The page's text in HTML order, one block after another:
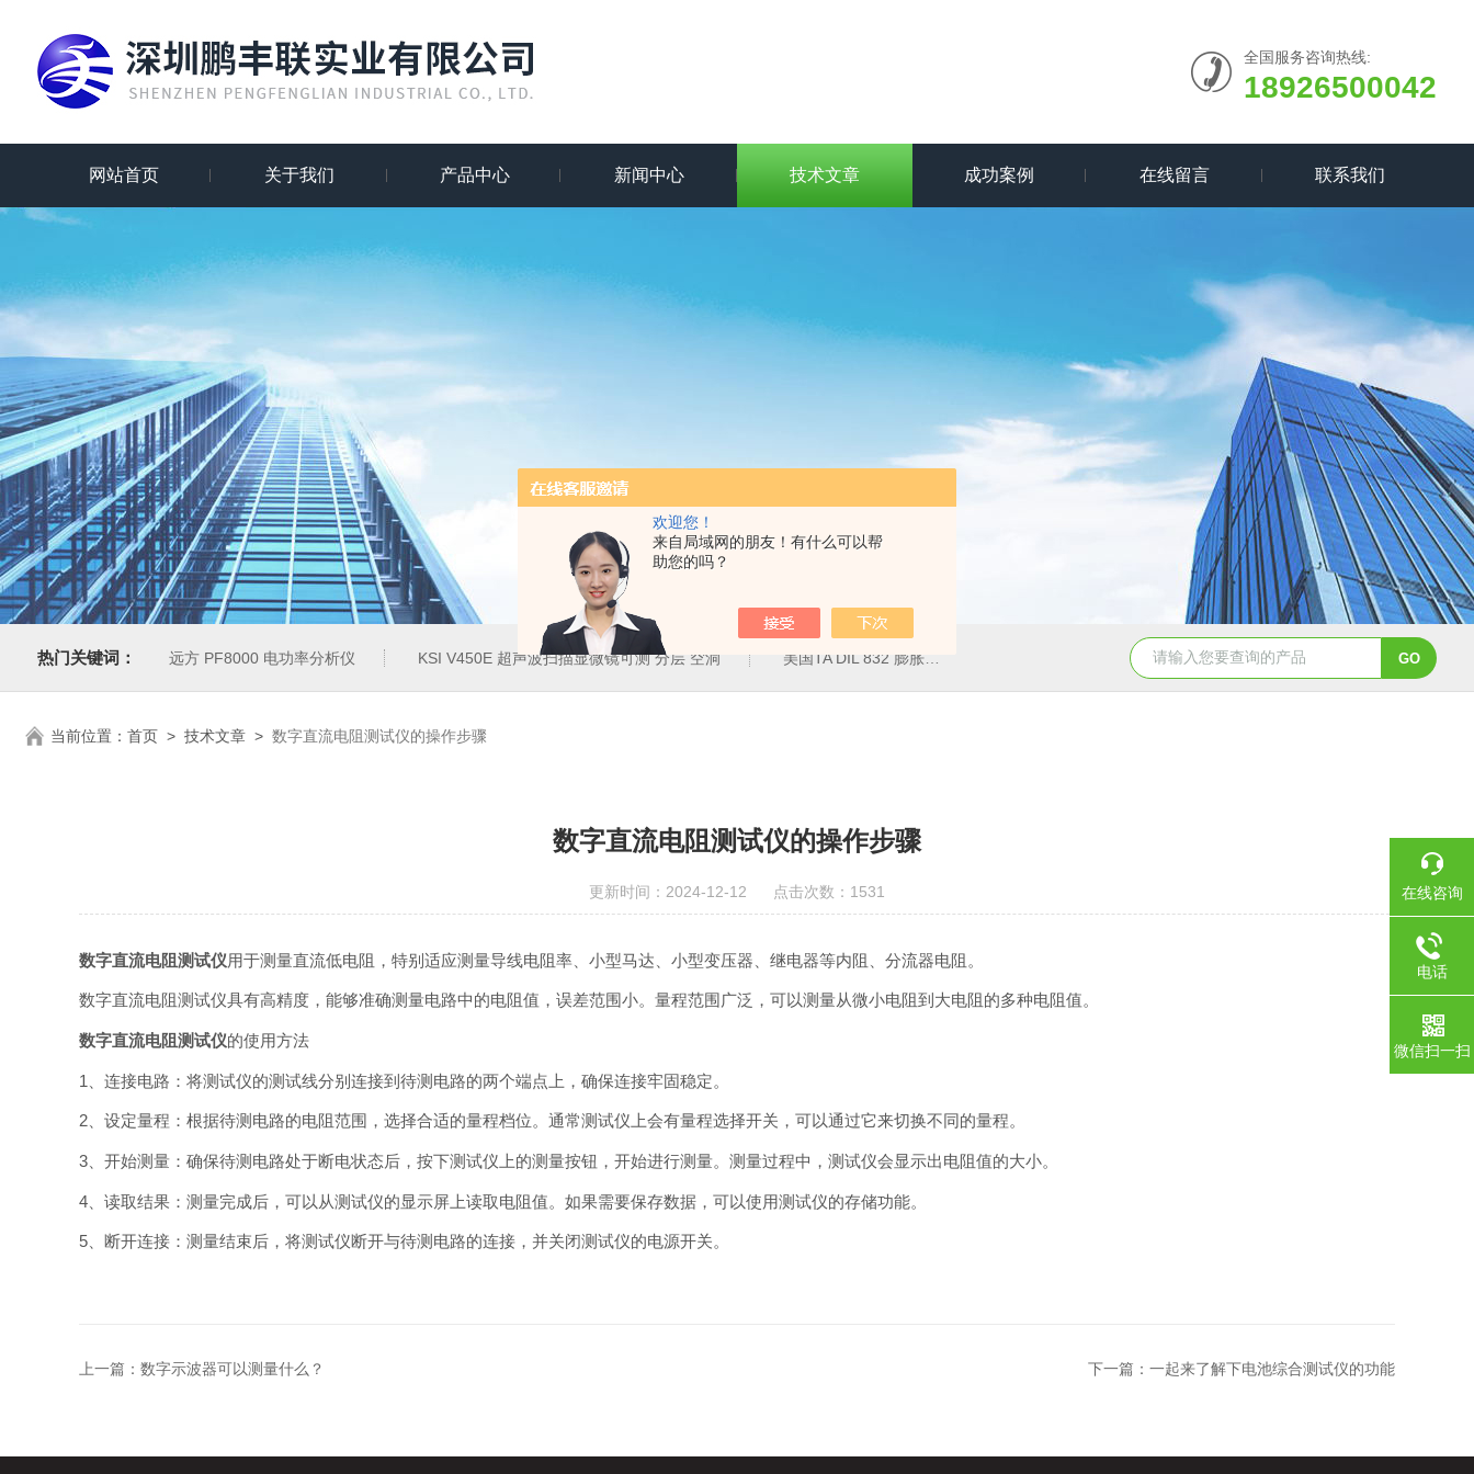
欢迎您！
来自局域网的朋友！有什么可以帮
助您的吗？
全国服务咨询热线:
18926500042
网站首页 关于我们 产品中心 新闻中心 技术文章 成功案例 在线留言 联系我们
热门关键词： 远方 PF8000 电功率分析仪 KSI V450E 超声波扫描显微镜可测 分层 空洞 美国TA DIL 832 膨胀仪 TGA 550热重分析仪 美国TA Discovery Core 流变仪
当前位置： 首页 > 技术文章 > 数字直流电阻测试仪的操作步骤
数字直流电阻测试仪的操作步骤
更新时间：2024-12-12 点击次数：1531
数字直流电阻测试仪用于测量直流低电阻，特别适应测量导线电阻率、小型马达、小型变压器、继电器等内阻、分流器电阻。
数字直流电阻测试仪具有高精度，能够准确测量电路中的电阻值，误差范围小。量程范围广泛，可以测量从微小电阻到大电阻的多种电阻值。
数字直流电阻测试仪的使用方法
1、连接电路：将测试仪的测试线分别连接到待测电路的两个端点上，确保连接牢固稳定。
2、设定量程：根据待测电路的电阻范围，选择合适的量程档位。通常测试仪上会有量程选择开关，可以通过它来切换不同的量程。
3、开始测量：确保待测电路处于断电状态后，按下测试仪上的测量按钮，开始进行测量。测量过程中，测试仪会显示出电阻值的大小。
4、读取结果：测量完成后，可以从测试仪的显示屏上读取电阻值。如果需要保存数据，可以使用测试仪的存储功能。
5、断开连接：测量结束后，将测试仪断开与待测电路的连接，并关闭测试仪的电源开关。
上一篇： 数字示波器可以测量什么？ 下一篇： 一起来了解下电池综合测试仪的功能
在线咨询
电话
微信扫一扫